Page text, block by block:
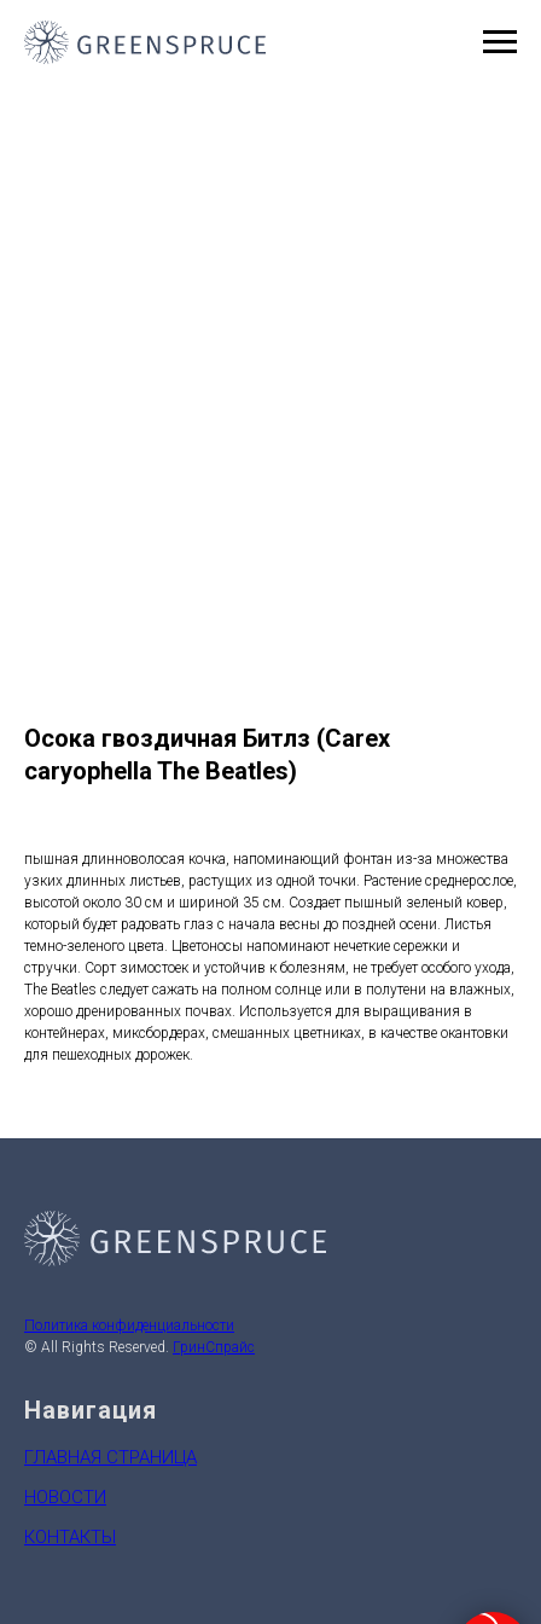
Осока гвоздичная Битлз (Carex
caryophella The Beatles)
пышная длинноволосая кочка, напоминающий фонтан из-за множества
узких длинных листьев, растущих из одной точки. Растение среднерослое,
высотой около 30 см и шириной 35 см. Создает пышный зеленый ковер,
который будет радовать глаз с начала весны до поздней осени. Листья
темно-зеленого цвета. Цветоносы напоминают нечеткие сережки и
стручки. Сорт зимостоек и устойчив к болезням, не требует особого ухода,
The Beatles следует сажать на полном солнце или в полутени на влажных,
хорошо дренированных почвах. Используется для выращивания в
контейнерах, миксбордерах, смешанных цветниках, в качестве окантовки
для пешеходных дорожек.
Политика конфиденциальности
© All Rights Reserved. ГринСпрайс
Навигация
ГЛАВНАЯ СТРАНИЦА
НОВОСТИ
КОНТАКТЫ